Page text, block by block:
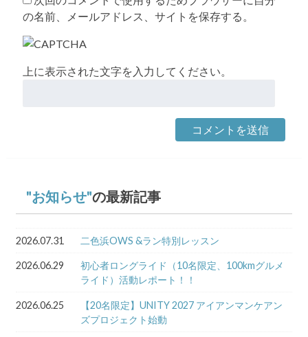
の名前、メールアドレス、サイトを保存する。
上に表示された文字を入力してください。
お知らせ の最新記事
2026.07.31 二色浜OWS &ラン特別レッスン
2026.06.29
初心者ロングライド（10名限定、100kmグルメ
ライド）活動レポート！！
2026.06.25
【20名限定】UNITY 2027 アイアンマンケアン
ズプロジェクト始動